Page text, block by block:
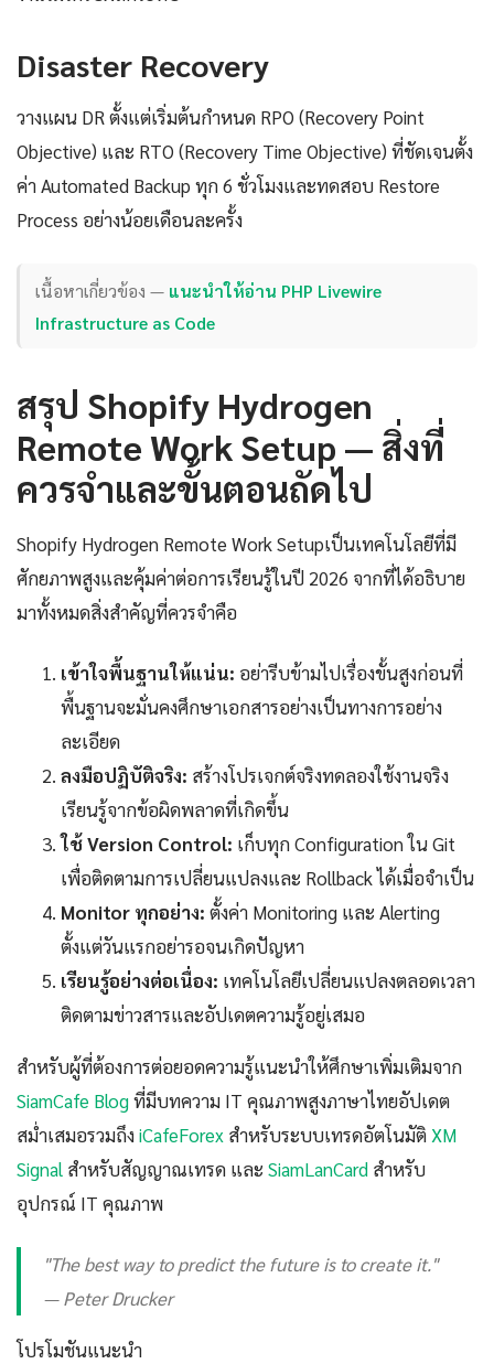
Disaster Recovery
วางแผน DR ตั้งแต่เริ่มต้นกำหนด RPO (Recovery Point
Objective) และ RTO (Recovery Time Objective) ที่ชัดเจนตั้ง
ค่า Automated Backup ทุก 6 ชั่วโมงและทดสอบ Restore
Process อย่างน้อยเดือนละครั้ง
เนื้อหาเกี่ยวข้อง — แนะนำให้อ่าน PHP Livewire
Infrastructure as Code
สรุป Shopify Hydrogen
Remote Work Setup — สิ่งที่
ควรจำและขั้นตอนถัดไป
Shopify Hydrogen Remote Work Setupเป็นเทคโนโลยีที่มี
ศักยภาพสูงและคุ้มค่าต่อการเรียนรู้ในปี 2026 จากที่ได้อธิบาย
มาทั้งหมดสิ่งสำคัญที่ควรจำคือ
เข้าใจพื้นฐานให้แน่น: อย่ารีบข้ามไปเรื่องขั้นสูงก่อนที่
พื้นฐานจะมั่นคงศึกษาเอกสารอย่างเป็นทางการอย่าง
ละเอียด
ลงมือปฏิบัติจริง: สร้างโปรเจกต์จริงทดลองใช้งานจริง
เรียนรู้จากข้อผิดพลาดที่เกิดขึ้น
ใช้ Version Control: เก็บทุก Configuration ใน Git
เพื่อติดตามการเปลี่ยนแปลงและ Rollback ได้เมื่อจำเป็น
Monitor ทุกอย่าง: ตั้งค่า Monitoring และ Alerting
ตั้งแต่วันแรกอย่ารอจนเกิดปัญหา
เรียนรู้อย่างต่อเนื่อง: เทคโนโลยีเปลี่ยนแปลงตลอดเวลา
ติดตามข่าวสารและอัปเดตความรู้อยู่เสมอ
สำหรับผู้ที่ต้องการต่อยอดความรู้แนะนำให้ศึกษาเพิ่มเติมจาก
SiamCafe Blogที่มีบทความ IT คุณภาพสูงภาษาไทยอัปเดต
สม่ำเสมอรวมถึงiCafeForex สำหรับระบบเทรดอัตโนมัติ XM
Signal สำหรับสัญญาณเทรด และ SiamLanCard สำหรับ
อุปกรณ์ IT คุณภาพ
"The best way to predict the future is to create it."
— Peter Drucker
โปรโมชันแนะนำ